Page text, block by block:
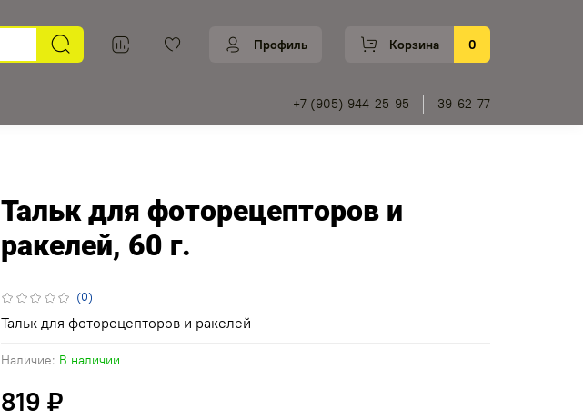
Профиль Корзина 0
+7 (905) 944-25-95 39-62-77
(0)
Наличие: В наличии
Тальк для фоторецепторов и
ракелей, 60 г.
819 ₽
Тальк для фоторецепторов и ракелей